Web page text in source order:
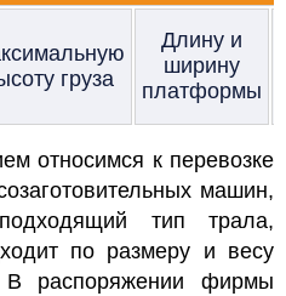
груза
Длину и
ширину
платформы
относимся к перевозке
машин,
тип трала,
по размеру и весу
В распоряжении фирмы